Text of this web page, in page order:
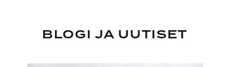
BLOGI JA UUTISET